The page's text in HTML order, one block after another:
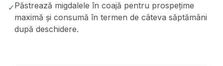
✓Păstrează migdalele în coajă pentru prospețime
maximă și consumă în termen de câteva săptămâni
după deschidere.